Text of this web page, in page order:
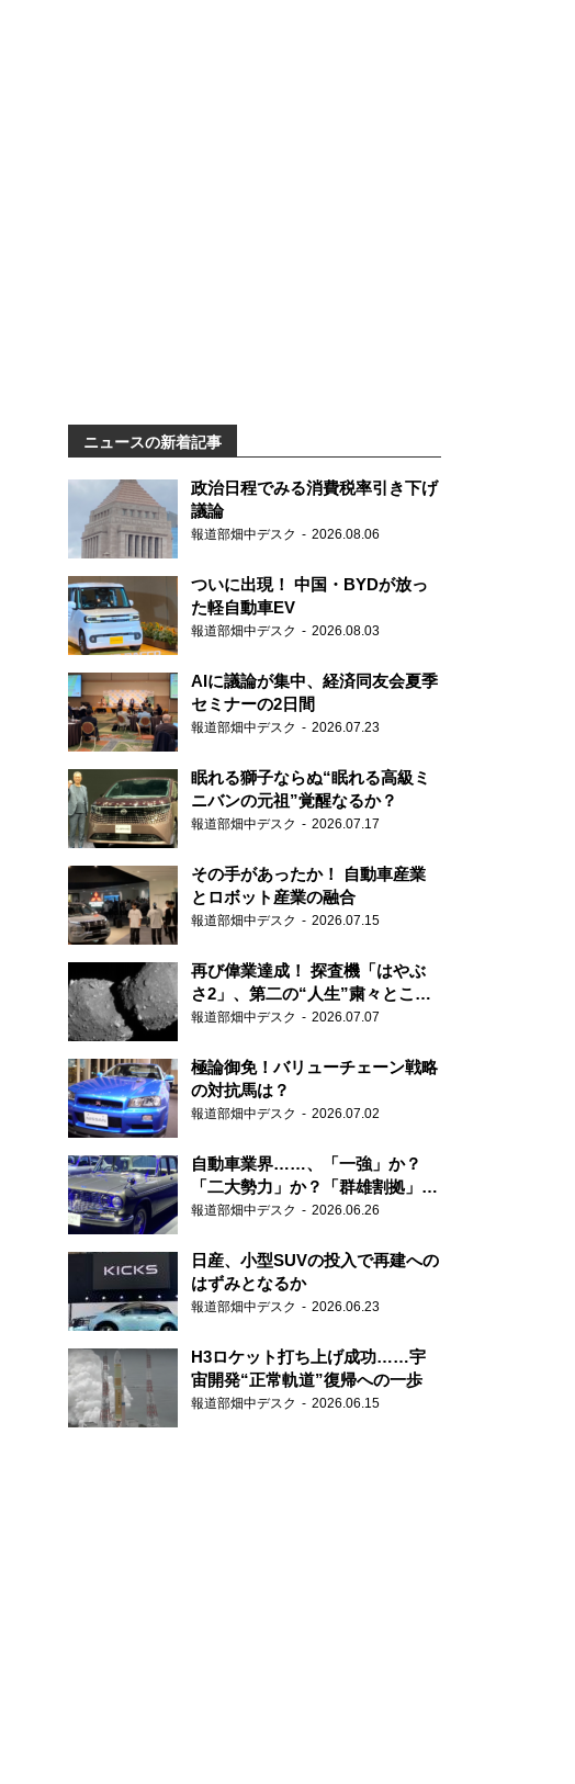
ニュースの新着記事
政治日程でみる消費税率引き下げ
議論
報道部畑中デスク 2026.08.06
ついに出現！ 中国・BYDが放っ
た軽自動車EV
報道部畑中デスク 2026.08.03
AIに議論が集中、経済同友会夏季
セミナーの2日間
報道部畑中デスク 2026.07.23
眠れる獅子ならぬ“眠れる高級ミ
ニバンの元祖”覚醒なるか？
報道部畑中デスク 2026.07.17
その手があったか！ 自動車産業
とロボット産業の融合
報道部畑中デスク 2026.07.15
再び偉業達成！ 探査機「はやぶ
さ2」、第二の“人生”粛々とこな
す
報道部畑中デスク 2026.07.07
極論御免！バリューチェーン戦略
の対抗馬は？
報道部畑中デスク 2026.07.02
自動車業界……、「一強」か？
「二大勢力」か？「群雄割拠」
か？
報道部畑中デスク 2026.06.26
日産、小型SUVの投入で再建への
はずみとなるか
報道部畑中デスク 2026.06.23
H3ロケット打ち上げ成功……宇
宙開発“正常軌道”復帰への一歩
報道部畑中デスク 2026.06.15